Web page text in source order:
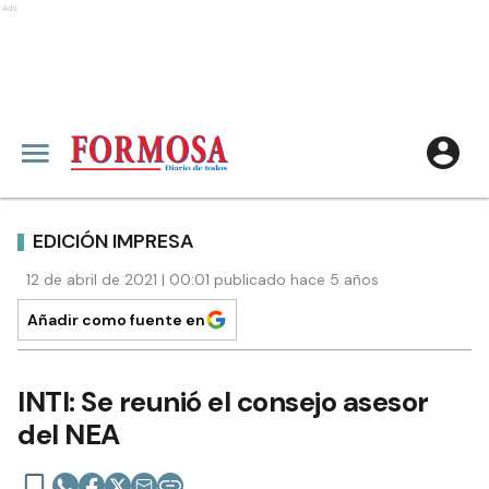
Ads
EDICIÓN IMPRESA
12 de abril de 2021 | 00:01 publicado hace 5 años
Añadir como fuente en
INTI: Se reunió el consejo asesor
del NEA